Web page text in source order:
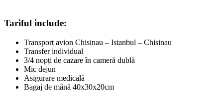
Tariful include:
Transport avion Chisinau – Istanbul – Chisinau
Transfer individual
3/4 nopți de cazare în cameră dublă
Mic dejun
Asigurare medicală
Bagaj de mână 40x30x20cm